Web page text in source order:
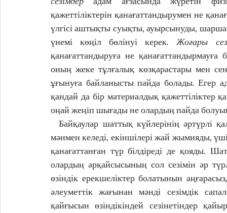
қажеттіліктерін қанағаттандырумен не
үлгісі аштықты суықты, ауырсынуды,
үнемі көңіл бөлінуі керек. Жоғары
қанағаттандыруға не
оның жеке тұлғалық көзқарастары мен
ұғынуға байланысты пайда болады. Егер
қандай да бір материалдық қажеттіліктер
оңай жеңіп шығады не олардың пайда
  Байқаулар шаттық күйлерінің әртүрлі қалыпта болатынын көрсетіп отыр. Біреулер әсерлі
мәнмен келеді, екіншілері жай жымияды,
қанағаттанған түр білдіреді де қояды.
олардың әрқайсысының сол сезімін әр
өзіндік ерекшеліктер болатынын
әлеуметтік жағынан мәнді сезімдік
қайғысын өзіндікіндей сезінетіндер